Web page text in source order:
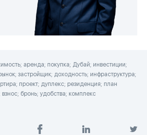
аренда; покупка; Дубай; инвестиции;
застройщик; доходность; инфраструктура;
проект; дуплекс; резиденция; план
взнос; бронь; удобства; комплекс